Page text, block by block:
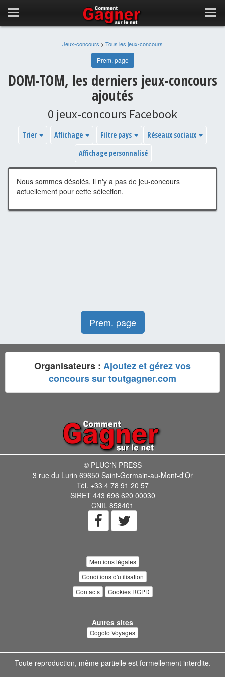
Jeux-concours > Tous les jeux-concours
Prem. page
DOM-TOM, les derniers jeux-concours
ajoutés
0 jeux-concours Facebook
Trier Affichage Filtre pays
Réseaux sociaux
Affichage personnalisé
Nous sommes désolés, il n'y a pas de jeu-concours
actuellement pour cette sélection.
Prem. page
Organisateurs : Ajoutez et gérez vos
concours sur toutgagner.com
© PLUG'N PRESS
3 rue du Lurin 69650 Saint-Germain-au-Mont-d'Or
Tél. +33 4 78 91 20 57
SIRET 443 696 620 00030
CNIL 858401
Mentions légales
Conditions d'utilisation
Contacts
Cookies RGPD
Autres sites
Oogolo Voyages
Toute reproduction, même partielle est formellement interdite.